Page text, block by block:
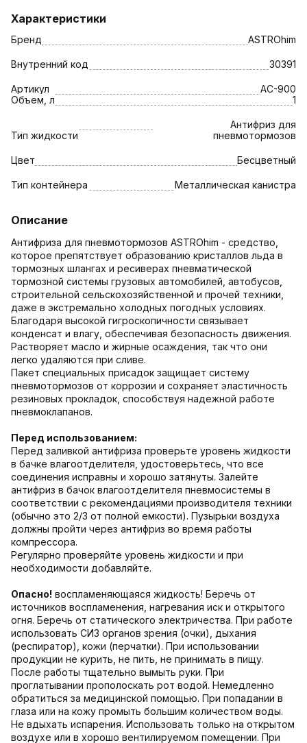
Характеристики
Бренд ASTROhim
Внутренний код 30391
Артикул
AC-900
Объем, л
1
Тип жидкости
Антифриз для
пневмотормозов
Цвет Бесцветный
Тип контейнера Металлическая канистра
Описание
Антифриза для пневмотормозов ASTROhim - средство,
которое препятствует образованию кристаллов льда в
тормозных шлангах и ресиверах пневматической
тормозной системы грузовых автомобилей, автобусов,
строительной сельскохозяйственной и прочей техники,
даже в экстремально холодных погодных условиях.
Благодаря высокой гигроскопичности связывает
конденсат и влагу, обеспечивая безопасность движения.
Растворяет масло и жирные осаждения, так что они
легко удаляются при сливе.
Пакет специальных присадок защищает систему
пневмотормозов от коррозии и сохраняет эластичность
резиновых прокладок, способствуя надежной работе
пневмоклапанов.
Перед использованием:
Перед заливкой антифриза проверьте уровень жидкости
в бачке влагоотделителя, удостоверьтесь, что все
соединения исправны и хорошо затянуты. Залейте
антифриз в бачок влагоотделителя пневмосистемы в
соответствии с рекомендациями производителя техники
(обычно это 2/3 от полной емкости). Пузырьки воздуха
должны пройти через антифриз во время работы
компрессора.
Регулярно проверяйте уровень жидкости и при
необходимости добавляйте.
Опасно! воспламеняющаяся жидкость! Беречь от
источников воспламенения, нагревания иск и открытого
огня. Беречь от статического электричества. При работе
использовать СИЗ органов зрения (очки), дыхания
(респиратор), кожи (перчатки). При использовании
продукции не курить, не пить, не принимать в пищу.
После работы тщательно вымыть руки. При
проглатывании прополоскать рот водой. Немедленно
обратиться за медицинской помощью. При попадании в
глаза или на кожу промыть большим количеством воды.
Не вдыхать испарения. Использовать только на открытом
воздухе или в хорошо вентилируемом помещении. При